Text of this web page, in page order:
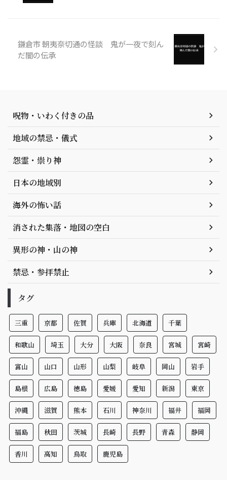
鎌倉市 朝夷奈切通の怪談 鬼が一夜で刻ん
だ闇の伝承
呪物・いわく付きの品
地域の禁忌・儀式
怨霊・祟り神
日本の地域別
海外の怖い話
消された集落・地図の空白
異形の神・山の神
禁忌・参拝禁止
タグ
三重 京都 佐賀 兵庫 北海道 千葉
和歌山 埼玉 大分 大阪 奈良 宮城 宮崎
富山 山口 山形 山梨 岐阜 岡山 岩手
島根 広島 徳島 愛媛 愛知 新潟 東京
沖縄 滋賀 熊本 石川 神奈川 福井 福岡
福島 秋田 茨城 長崎 長野 青森 静岡
香川 高知 鳥取 鹿児島